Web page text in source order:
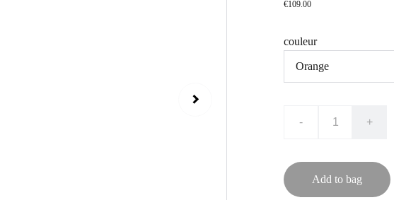
€109.00
couleur
- +
Add to bag